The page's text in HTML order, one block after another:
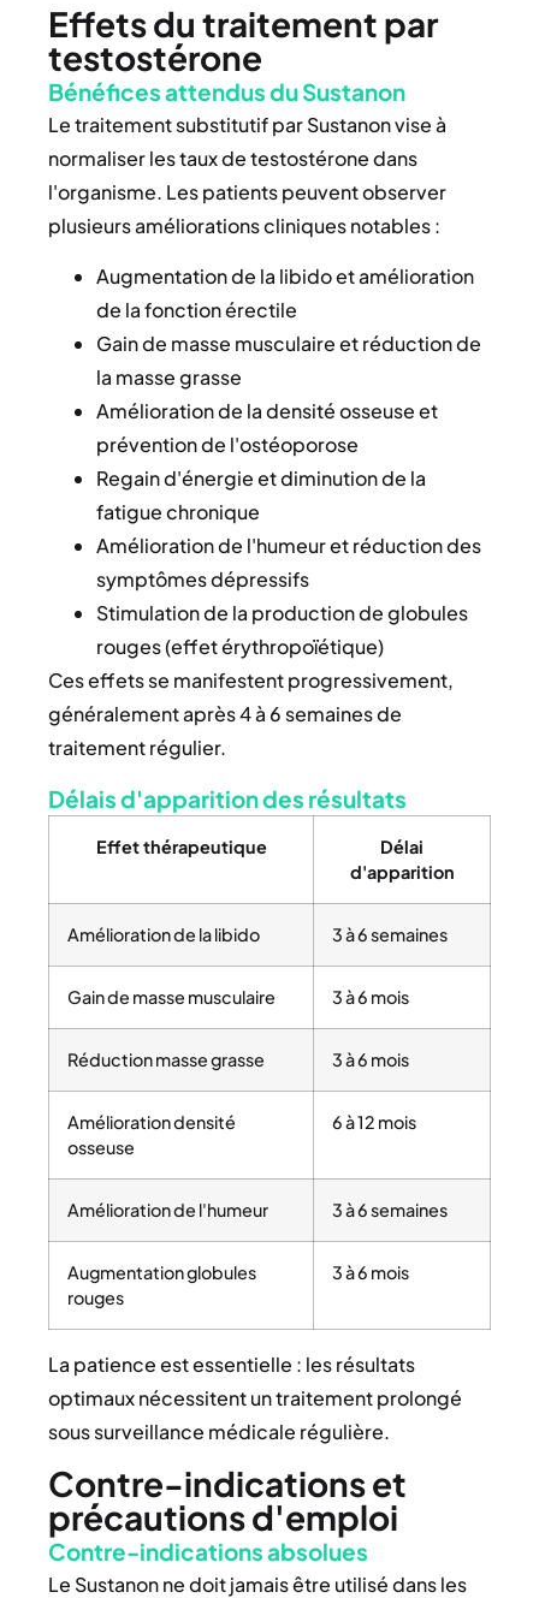
Effets du traitement par
testostérone
Bénéfices attendus du Sustanon
Le traitement substitutif par Sustanon vise à
normaliser les taux de testostérone dans
l'organisme. Les patients peuvent observer
plusieurs améliorations cliniques notables :
Augmentation de la libido et amélioration
de la fonction érectile
Gain de masse musculaire et réduction de
la masse grasse
Amélioration de la densité osseuse et
prévention de l'ostéoporose
Regain d'énergie et diminution de la
fatigue chronique
Amélioration de l'humeur et réduction des
symptômes dépressifs
Stimulation de la production de globules
rouges (effet érythropoïétique)
Ces effets se manifestent progressivement,
généralement après 4 à 6 semaines de
traitement régulier.
Délais d'apparition des résultats
Effet thérapeutique
Délai
d'apparition
Amélioration de la libido 3 à 6 semaines
Gain de masse musculaire 3 à 6 mois
Réduction masse grasse 3 à 6 mois
Amélioration densité
osseuse
6 à 12 mois
Amélioration de l'humeur 3 à 6 semaines
Augmentation globules
rouges
3 à 6 mois
La patience est essentielle : les résultats
optimaux nécessitent un traitement prolongé
sous surveillance médicale régulière.
Contre-indications et
précautions d'emploi
Contre-indications absolues
Le Sustanon ne doit jamais être utilisé dans les